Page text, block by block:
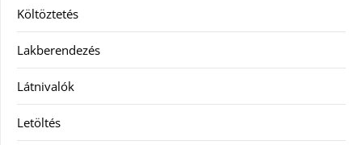
Költöztetés
Lakberendezés
Látnivalók
Letöltés